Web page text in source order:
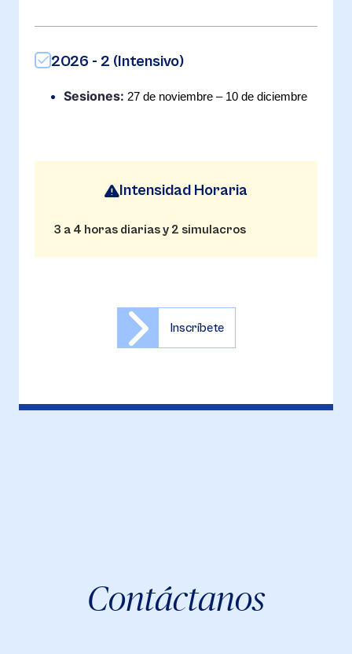
2026 - 2 (Intensivo)
Sesiones: 27 de noviembre – 10 de diciembre
Intensidad Horaria
3 a 4 horas diarias y 2 simulacros
Inscríbete
Contáctanos